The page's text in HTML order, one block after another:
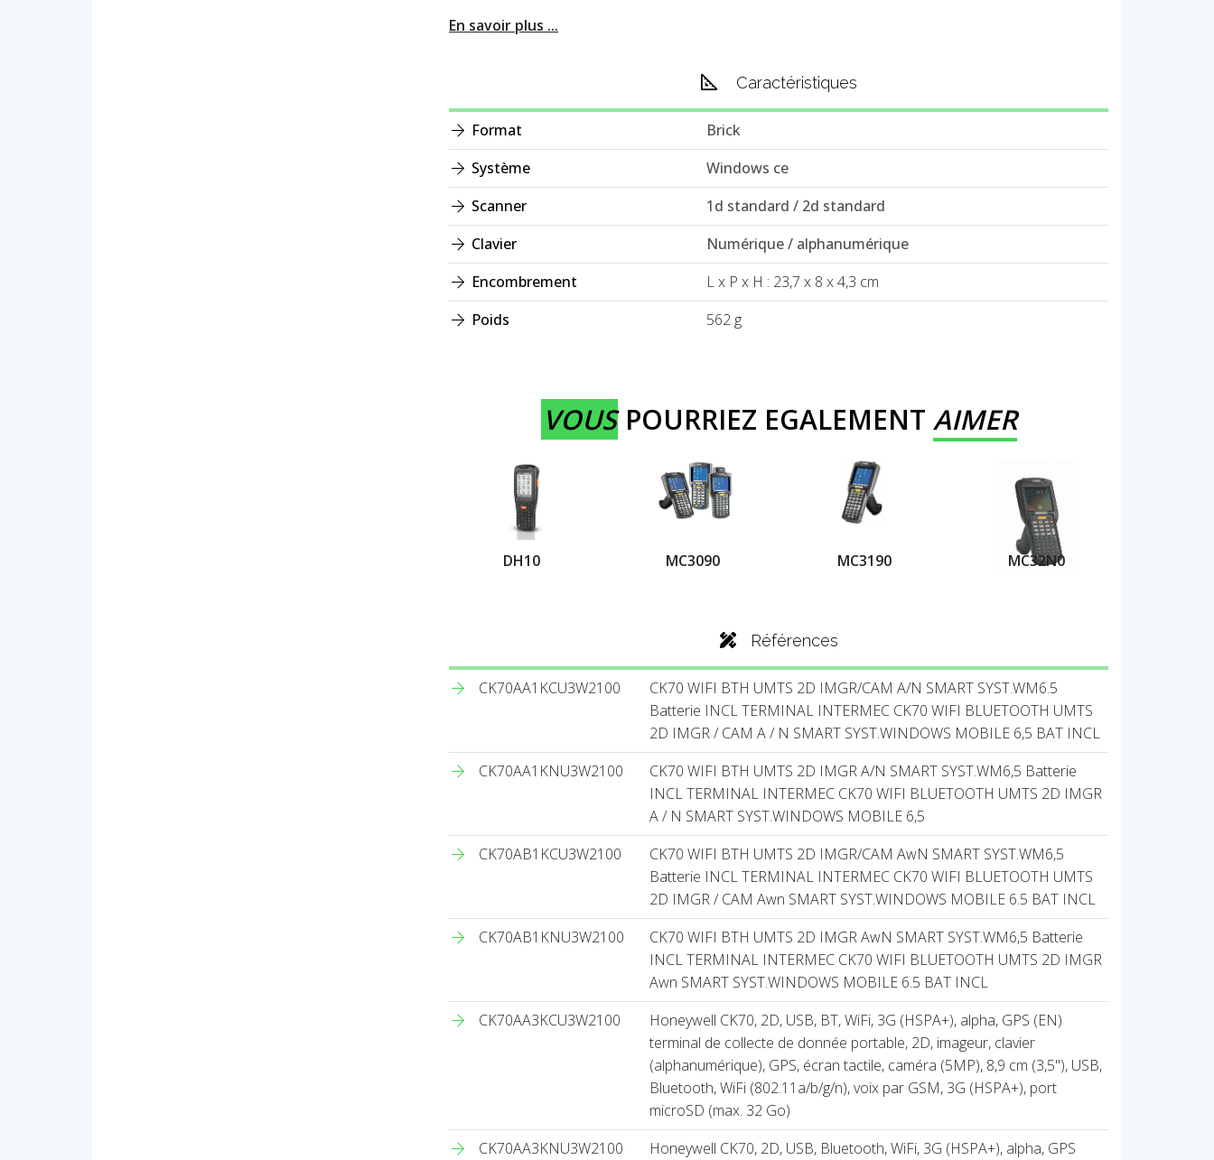
En savoir plus ...
Caractéristiques
Format
Brick
Système
Windows ce
Scanner
1d standard / 2d standard
Clavier
Numérique / alphanumérique
Encombrement
L x P x H : 23,7 x 8 x 4,3 cm
Poids
562 g
VOUSPOURRIEZ EGALEMENT AIMER
DH10 MC3090 MC3190 MC32N0
Références
CK70AA1KCU3W2100
CK70 WIFI BTH UMTS 2D IMGR/CAM A/N SMART SYST.WM6.5
Batterie INCL TERMINAL INTERMEC CK70 WIFI BLUETOOTH UMTS
2D IMGR / CAM A / N SMART SYST.WINDOWS MOBILE 6,5 BAT INCL
CK70AA1KNU3W2100
CK70 WIFI BTH UMTS 2D IMGR A/N SMART SYST.WM6,5 Batterie
INCL TERMINAL INTERMEC CK70 WIFI BLUETOOTH UMTS 2D IMGR
A / N SMART SYST.WINDOWS MOBILE 6,5
CK70AB1KCU3W2100
CK70 WIFI BTH UMTS 2D IMGR/CAM AwN SMART SYST.WM6,5
Batterie INCL TERMINAL INTERMEC CK70 WIFI BLUETOOTH UMTS
2D IMGR / CAM Awn SMART SYST.WINDOWS MOBILE 6.5 BAT INCL
CK70AB1KNU3W2100
CK70 WIFI BTH UMTS 2D IMGR AwN SMART SYST.WM6,5 Batterie
INCL TERMINAL INTERMEC CK70 WIFI BLUETOOTH UMTS 2D IMGR
Awn SMART SYST.WINDOWS MOBILE 6.5 BAT INCL
CK70AA3KCU3W2100
Honeywell CK70, 2D, USB, BT, WiFi, 3G (HSPA+), alpha, GPS (EN)
terminal de collecte de donnée portable, 2D, imageur, clavier
(alphanumérique), GPS, écran tactile, caméra (5MP), 8,9 cm (3,5''), USB,
Bluetooth, WiFi (802.11a/b/g/n), voix par GSM, 3G (HSPA+), port
microSD (max. 32 Go)
CK70AA3KNU3W2100
Honeywell CK70, 2D, USB, Bluetooth, WiFi, 3G (HSPA+), alpha, GPS